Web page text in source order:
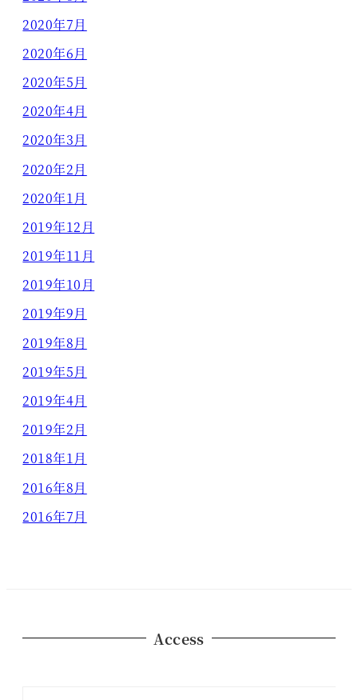
2020年7月
2020年6月
2020年5月
2020年4月
2020年3月
2020年2月
2020年1月
2019年12月
2019年11月
2019年10月
2019年9月
2019年8月
2019年5月
2019年4月
2019年2月
2018年1月
2016年8月
2016年7月
Access